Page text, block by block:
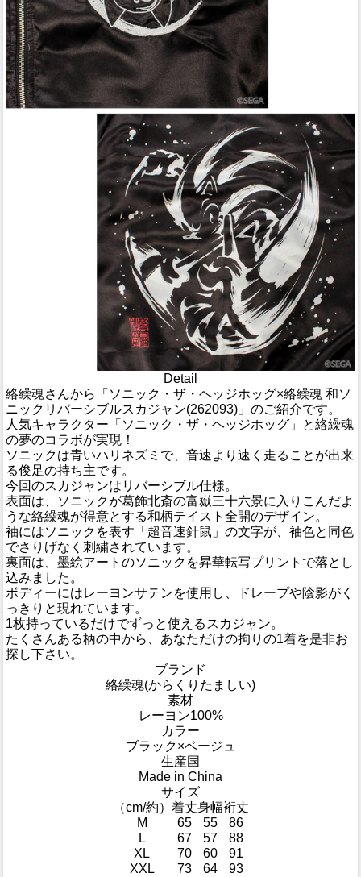
Detail
絡繰魂さんから「ソニック・ザ・ヘッジホッグ×絡繰魂 和ソ
ニックリバーシブルスカジャン(262093)」のご紹介です。
人気キャラクター「ソニック・ザ・ヘッジホッグ」と絡繰魂
の夢のコラボが実現！
ソニックは青いハリネズミで、音速より速く走ることが出来
る俊足の持ち主です。
今回のスカジャンはリバーシブル仕様。
表面は、ソニックが葛飾北斎の富嶽三十六景に入りこんだよ
うな絡繰魂が得意とする和柄テイスト全開のデザイン。
袖にはソニックを表す「超音速針鼠」の文字が、袖色と同色
でさりげなく刺繍されています。
裏面は、墨絵アートのソニックを昇華転写プリントで落とし
込みました。
ボディーにはレーヨンサテンを使用し、ドレープや陰影がく
っきりと現れています。
1枚持っているだけでずっと使えるスカジャン。
たくさんある柄の中から、あなただけの拘りの1着を是非お
探し下さい。
ブランド
絡繰魂(からくりたましい)
素材
レーヨン100%
カラー
ブラック×ベージュ
生産国
Made in China
サイズ
（cm/約） 着丈身幅裄丈
M
65 55
86
L
67 57
88
XL
70 60
91
XXL
73 64 93